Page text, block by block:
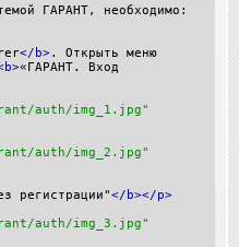
ГАРАНТ, необходимо:
</b>. Открыть меню
«ГАРАНТ. Вход
auth/img_1.jpg"
auth/img_2.jpg"
регистрации"</b></p>
auth/img_3.jpg"